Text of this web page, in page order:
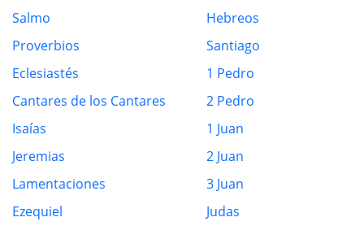
Salmo
Proverbios
Eclesiastés
Cantares de los Cantares
Isaías
Jeremias
Lamentaciones
Ezequiel
Hebreos
Santiago
1 Pedro
2 Pedro
1 Juan
2 Juan
3 Juan
Judas